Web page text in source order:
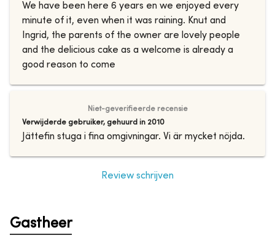
We have been here 6 years en we enjoyed every
minute of it, even when it was raining. Knut and
Ingrid, the parents of the owner are lovely people
and the delicious cake as a welcome is already a
good reason to come
Niet-geverifieerde recensie
Verwijderde gebruiker, gehuurd in 2010
Jättefin stuga i fina omgivningar. Vi är mycket nöjda.
Review schrijven
Gastheer